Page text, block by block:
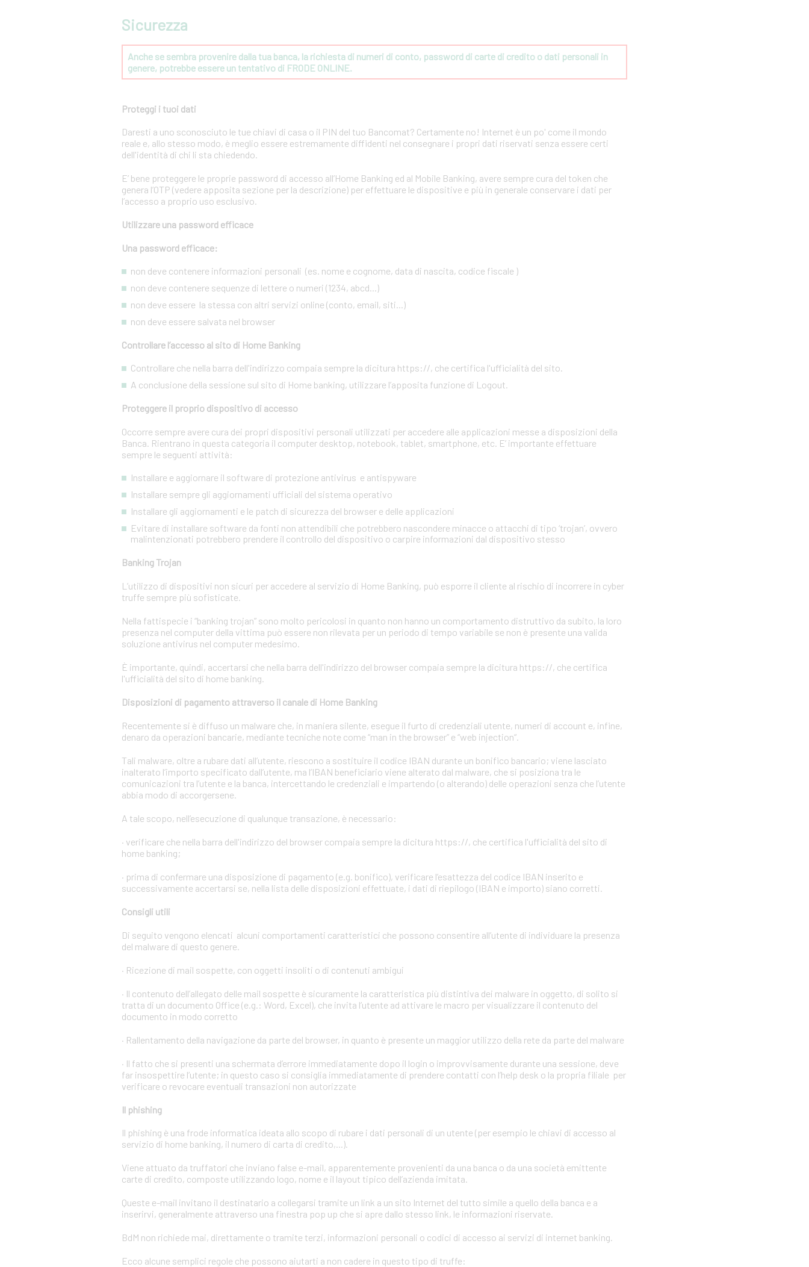
Sicurezza
Anche se sembra provenire dalla tua banca, la richiesta di numeri di conto, password di carte di credito o dati personali in
genere, potrebbe essere un tentativo di FRODE ONLINE.
Proteggi i tuoi dati
Daresti a uno sconosciuto le tue chiavi di casa o il PIN del tuo Bancomat? Certamente no! Internet è un po' come il mondo
reale e, allo stesso modo, è meglio essere estremamente diffidenti nel consegnare i propri dati riservati senza essere certi
dell'identità di chi li sta chiedendo.
E’ bene proteggere le proprie password di accesso all’Home Banking ed al Mobile Banking, avere sempre cura del token che
genera l’OTP (vedere apposita sezione per la descrizione) per effettuare le dispositive e più in generale conservare i dati per
l’accesso a proprio uso esclusivo.
Utilizzare una password efficace
Una password efficace:
non deve contenere informazioni personali (es. nome e cognome, data di nascita, codice fiscale )
non deve contenere sequenze di lettere o numeri (1234, abcd...)
non deve essere la stessa con altri servizi online (conto, email, siti...)
non deve essere salvata nel browser
Controllare l’accesso al sito di Home Banking
Controllare che nella barra dell'indirizzo compaia sempre la dicitura https://, che certifica l'ufficialità del sito.
A conclusione della sessione sul sito di Home banking, utilizzare l’apposita funzione di Logout.
Proteggere il proprio dispositivo di accesso
Occorre sempre avere cura dei propri dispositivi personali utilizzati per accedere alle applicazioni messe a disposizioni della
Banca. Rientrano in questa categoria il computer desktop, notebook, tablet, smartphone, etc. E’ importante effettuare
sempre le seguenti attività:
Installare e aggiornare il software di protezione antivirus e antispyware
Installare sempre gli aggiornamenti ufficiali del sistema operativo
Installare gli aggiornamenti e le patch di sicurezza del browser e delle applicazioni
Evitare di installare software da fonti non attendibili che potrebbero nascondere minacce o attacchi di tipo ‘trojan’, ovvero
malintenzionati potrebbero prendere il controllo del dispositivo o carpire informazioni dal dispositivo stesso
Banking Trojan
L’utilizzo di dispositivi non sicuri per accedere al servizio di Home Banking, può esporre il cliente al rischio di incorrere in cyber
truffe sempre più sofisticate.
Nella fattispecie i “banking trojan” sono molto pericolosi in quanto non hanno un comportamento distruttivo da subito, la loro
presenza nel computer della vittima può essere non rilevata per un periodo di tempo variabile se non è presente una valida
soluzione antivirus nel computer medesimo.
È importante, quindi, accertarsi che nella barra dell'indirizzo del browser compaia sempre la dicitura https://, che certifica
l'ufficialità del sito di home banking.
Disposizioni di pagamento attraverso il canale di Home Banking
Recentemente si è diffuso un malware che, in maniera silente, esegue il furto di credenziali utente, numeri di account e, infine,
denaro da operazioni bancarie, mediante tecniche note come “man in the browser” e “web injection“.
Tali malware, oltre a rubare dati all’utente, riescono a sostituire il codice IBAN durante un bonifico bancario; viene lasciato
inalterato l’importo specificato dall’utente, ma l’IBAN beneficiario viene alterato dal malware, che si posiziona tra le
comunicazioni tra l’utente e la banca, intercettando le credenziali e impartendo (o alterando) delle operazioni senza che l’utente
abbia modo di accorgersene.
A tale scopo, nell’esecuzione di qualunque transazione, è necessario:
· verificare che nella barra dell'indirizzo del browser compaia sempre la dicitura https://, che certifica l'ufficialità del sito di
home banking;
· prima di confermare una disposizione di pagamento (e.g. bonifico), verificare l’esattezza del codice IBAN inserito e
successivamente accertarsi se, nella lista delle disposizioni effettuate, i dati di riepilogo (IBAN e importo) siano corretti.
Consigli utili
Di seguito vengono elencati alcuni comportamenti caratteristici che possono consentire all’utente di individuare la presenza
del malware di questo genere.
· Ricezione di mail sospette, con oggetti insoliti o di contenuti ambigui
· Il contenuto dell’allegato delle mail sospette è sicuramente la caratteristica più distintiva dei malware in oggetto, di solito si
tratta di un documento Office (e.g.: Word, Excel), che invita l’utente ad attivare le macro per visualizzare il contenuto del
documento in modo corretto
· Rallentamento della navigazione da parte del browser, in quanto è presente un maggior utilizzo della rete da parte del malware
· Il fatto che si presenti una schermata d’errore immediatamente dopo il login o improvvisamente durante una sessione, deve
far insospettire l’utente; in questo caso si consiglia immediatamente di prendere contatti con l’help desk o la propria filiale per
verificare o revocare eventuali transazioni non autorizzate
Il phishing
Il phishing è una frode informatica ideata allo scopo di rubare i dati personali di un utente (per esempio le chiavi di accesso al
servizio di home banking, il numero di carta di credito,...).
Viene attuato da truffatori che inviano false e-mail, apparentemente provenienti da una banca o da una società emittente
carte di credito, composte utilizzando logo, nome e il layout tipico dell’azienda imitata.
Queste e-mail invitano il destinatario a collegarsi tramite un link a un sito Internet del tutto simile a quello della banca e a
inserirvi, generalmente attraverso una finestra pop up che si apre dallo stesso link, le informazioni riservate.
BdM non richiede mai, direttamente o tramite terzi, informazioni personali o codici di accesso ai servizi di internet banking.
Ecco alcune semplici regole che possono aiutarti a non cadere in questo tipo di truffe: